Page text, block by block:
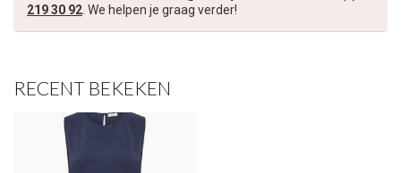
219 30 92. We helpen je graag verder!
RECENT BEKEKENInschrijven
Je korting is geldig bij een minimale bestelwaarde van €45,00